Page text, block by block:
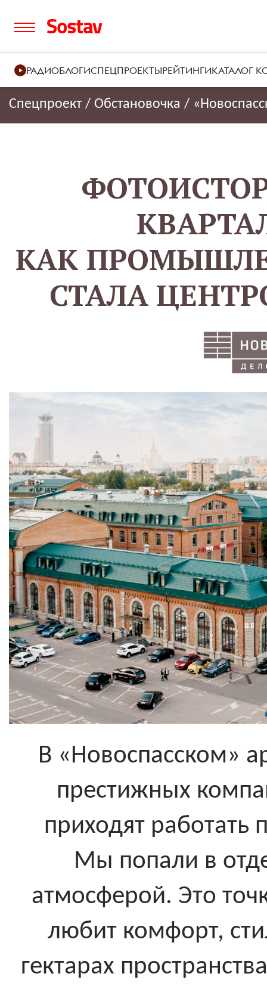
РАДИОБЛОГИСПЕЦПРОЕКТЫРЕЙТИНГИКАТАЛОГ
Спецпроект / Обстановочка /
КАК
СТАЛА
В «Новоспасском»
престижных
приходят
Мы попали в
атмосферой. Это
любит комфорт,
гектарах